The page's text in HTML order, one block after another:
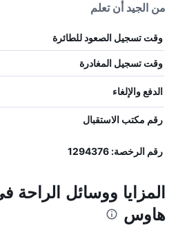
من الجيد أن تعلم
وقت تسجيل الصعود للطائرة
وقت تسجيل المغادرة
الدفع والإلغاء
رقم مكتب الاستقبال
رقم الرخصة: 1294376
المزايا ووسائل الراحة
هاوس